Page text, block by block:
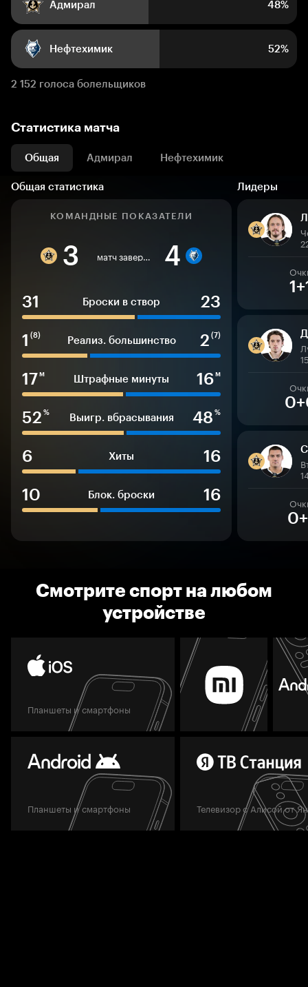
Адмирал 48%
Нефтехимик 52%
2 152 голоса болельщиков
Статистика матча
Общая Адмирал Нефтехимик
Общая статистика Лидеры
КОМАНДНЫЕ ПОКАЗАТЕЛИ
3 матч завершен 4
31 Броски в створ
23
1 (8) Реализ. большинство 2 (7)
17м Штрафные минуты 16м
52 % Выигр. вбрасывания 48 %
6 Хиты
16
10
Блок. броски 16
Смотрите спорт на любом
устройстве
Планшеты и смартфоны
Планшеты и смартфоны Телевизор с Алисой от